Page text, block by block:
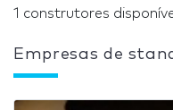
1 construtores
Empresas de